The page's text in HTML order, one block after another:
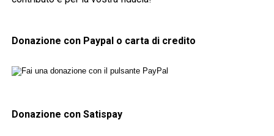
Donazione con Paypal o carta di credito
Donazione con Satispay